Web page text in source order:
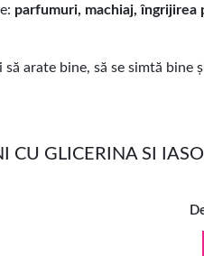
parfumuri, machiaj, îngrijirea
să arate bine, să se simtă
GLICERINA SI